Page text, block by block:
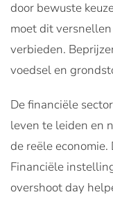
door bewuste
moet dit
verbieden.
voedsel en
De financiële
leven te leiden en
de reële
Financiële
overshoot day